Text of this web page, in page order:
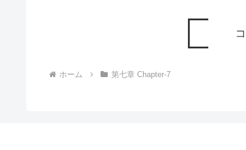
ホーム 第七章 Chapter-7